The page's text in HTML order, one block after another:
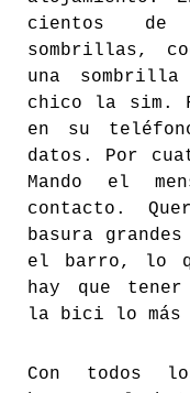
cientos de
sombrillas,
una
chico la sim.
en su
datos. Por
Mando el
contacto.
basura
el barro, lo
hay que
la bici lo más
Con todos